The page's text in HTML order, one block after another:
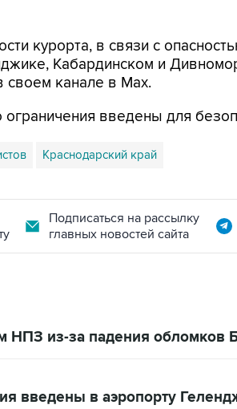
курорта, в связи с
Кабардинском и
своем канале в Max.
ограничения введены для
Краснодарский край
Подписаться на рассылку
главных новостей сайта
НПЗ из-за падения обломков
введены в аэропорту